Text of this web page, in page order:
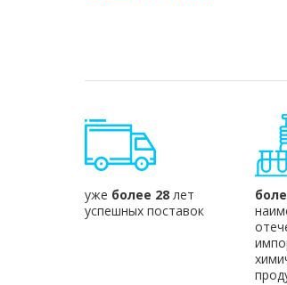
уже более 28 лет
успешных поставок